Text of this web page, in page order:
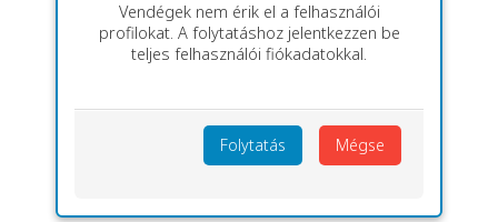
Vendégek nem érik el a felhasználói
profilokat. A folytatáshoz jelentkezzen be
teljes felhasználói fiókadatokkal.